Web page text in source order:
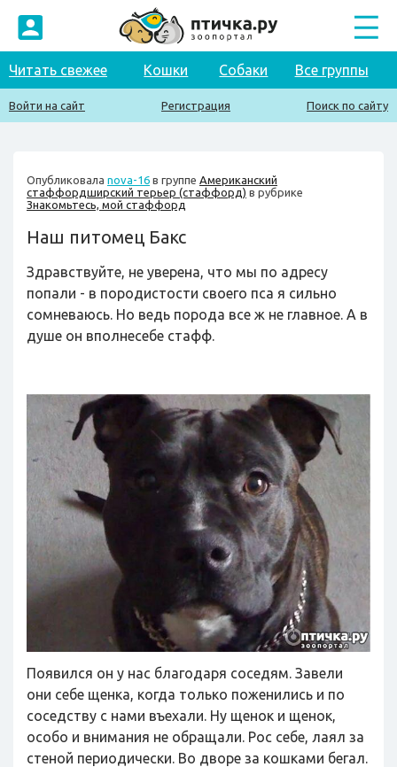
Читать свежее Кошки Собаки Все группы
Войти на сайт Регистрация Поиск по сайту
Опубликовала nova-16 в группе Американский
стаффордширский терьер (стаффорд) в рубрике
Знакомьтесь, мой стаффорд
Наш питомец Бакс
Здравствуйте, не уверена, что мы по адресу
попали - в породистости своего пса я сильно
сомневаюсь. Но ведь порода все ж не главное. А в
душе он вполнесебе стафф.
Появился он у нас благодаря соседям. Завели
они себе щенка, когда только поженились и по
соседству с нами въехали. Ну щенок и щенок,
особо и внимания не обращали. Рос себе, лаял за
стеной периодически. Во дворе за кошками бегал.